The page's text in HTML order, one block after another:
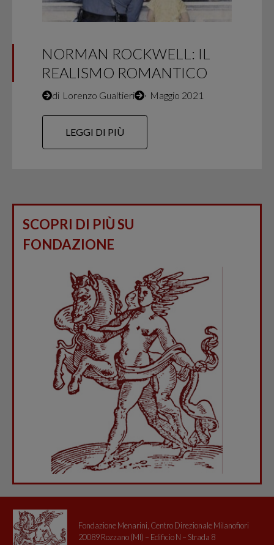
NORMAN ROCKWELL: IL
REALISMO ROMANTICO
di Lorenzo Gualtieri ∙ Maggio 2021
LEGGI DI PIÙ
SCOPRI DI PIÙ SU
FONDAZIONE
Fondazione Menarini, Centro Direzionale Milanofiori
20089 Rozzano (MI) – Edificio N – Strada 8